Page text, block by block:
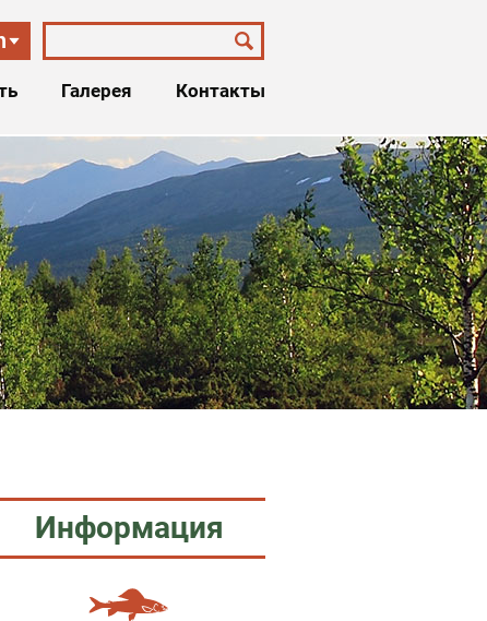
Галерея Контакты
Информация